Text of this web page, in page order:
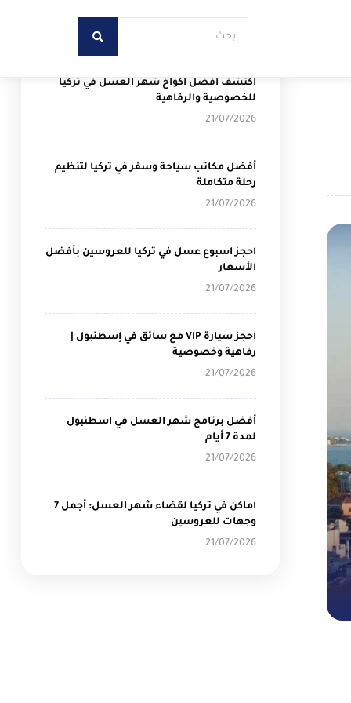
21/07/2026
اكتشف أفضل اكواخ شهر العسل في تركيا
للخصوصية والرفاهية
21/07/2026
أفضل مكاتب سياحة وسفر في تركيا لتنظيم
رحلة متكاملة
21/07/2026
احجز اسبوع عسل في تركيا للعروسين بأفضل
الأسعار
21/07/2026
احجز سيارة VIP مع سائق في إسطنبول |
رفاهية وخصوصية
21/07/2026
أفضل برنامج شهر العسل في اسطنبول
لمدة 7 أيام
21/07/2026
اماكن في تركيا لقضاء شهر العسل: أجمل 7
وجهات للعروسين